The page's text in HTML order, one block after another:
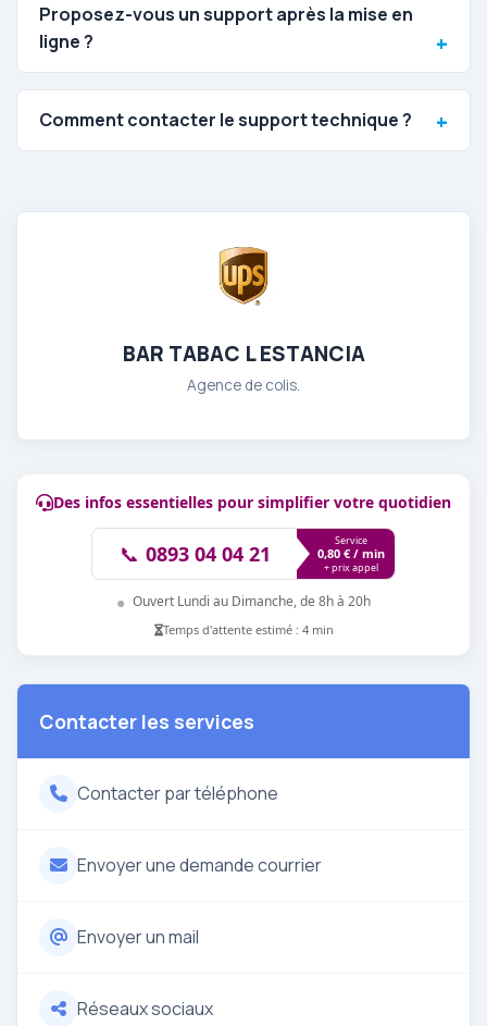
Proposez-vous un support après la mise en
ligne ?
Comment contacter le support technique ?
BAR TABAC L ESTANCIA
Agence de colis.
Des infos essentielles pour simplifier votre quotidien
📞 0893 04 04 21
Service
0,80 € / min
+ prix appel
● Ouvert Lundi au Dimanche, de 8h à 20h
Temps d'attente estimé : 4 min
Contacter les services
Contacter par téléphone
Envoyer une demande courrier
Envoyer un mail
Réseaux sociaux